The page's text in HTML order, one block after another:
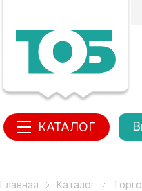
КАТАЛОГ
Главная Каталог